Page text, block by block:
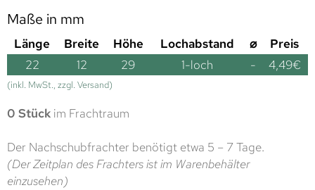
Maße in mm
Länge Breite Höhe Lochabstand ⌀
Preis
22
12 29 1-loch - 4,49€
(inkl. MwSt., zzgl. Versand)
0 Stück im Frachtraum
Der Nachschubfrachter benötigt etwa 5 – 7 Tage.
(Der Zeitplan des Frachters ist im Warenbehälter
einzusehen)